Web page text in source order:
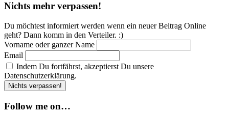
Nichts mehr verpassen!
Du möchtest informiert werden wenn ein neuer Beitrag Online
geht? Dann komm in den Verteiler. :)
Vorname oder ganzer Name
Email
Indem Du fortfährst, akzeptierst Du unsere
Datenschutzerklärung.
Follow me on…